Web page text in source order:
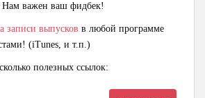
важен ваш фидбек!
записи выпусков в любой программе
(iTunes, и т.п.)
полезных ссылок: